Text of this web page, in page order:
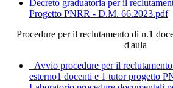
Decreto graduatoria per il
Progetto PNRR - D.M. 66.2023.pdf
Procedure per il reclutamento di n.1
d'aula
_Avvio procedure per il
esterno1 docenti e 1 tutor progetto